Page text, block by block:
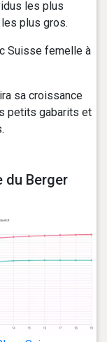
les plus
plus gros.
Suisse femelle à
sa croissance
petits gabarits et
du Berger